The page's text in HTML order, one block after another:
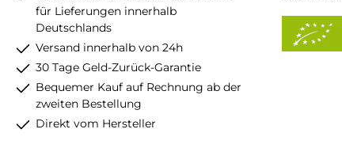
für Lieferungen innerhalb
Deutschlands
Versand innerhalb von 24h
30 Tage Geld-Zurück-Garantie
Bequemer Kauf auf Rechnung ab der
zweiten Bestellung
Direkt vom Hersteller